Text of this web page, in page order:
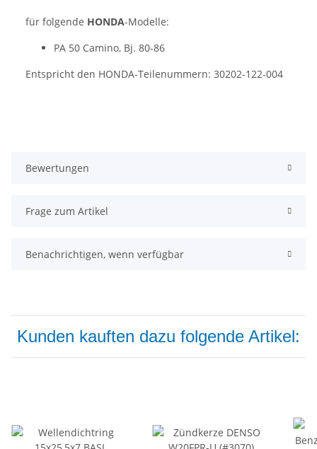
für folgende HONDA-Modelle:
PA 50 Camino, Bj. 80-86
Entspricht den HONDA-Teilenummern: 30202-122-004
Bewertungen
Frage zum Artikel
Benachrichtigen, wenn verfügbar
Kunden kauften dazu folgende Artikel: